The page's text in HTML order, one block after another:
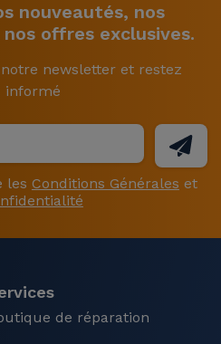
nouveautés, nos
offres exclusives.
newsletter et restez
informé
les Conditions Générales et
de réparation